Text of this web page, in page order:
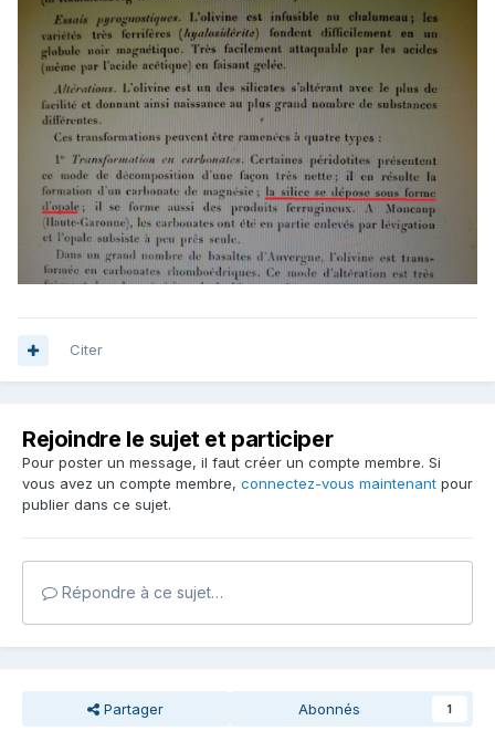
Citer
Rejoindre le sujet et participer
Pour poster un message, il faut créer un compte membre. Si
vous avez un compte membre, connectez-vous maintenant pour
publier dans ce sujet.
Répondre à ce sujet…
Partager Abonnés 1